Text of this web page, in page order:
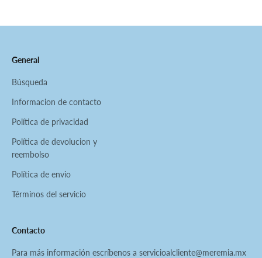
General
Búsqueda
Informacion de contacto
Política de privacidad
Política de devolucion y
reembolso
Política de envio
Términos del servicio
Contacto
Para más información escríbenos a servicioalcliente@meremia.mx